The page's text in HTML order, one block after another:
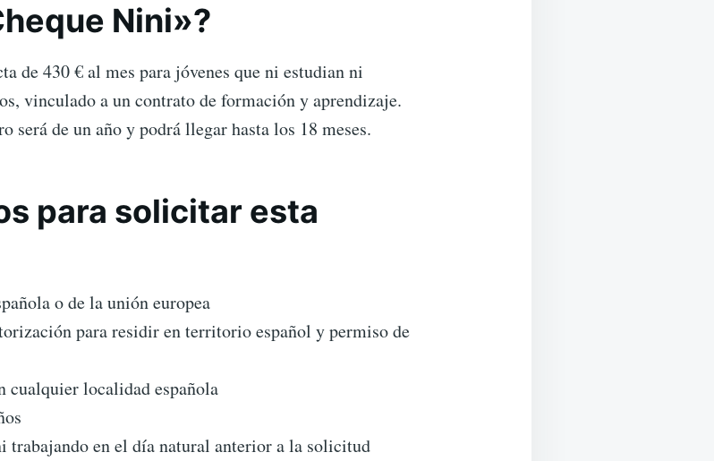
Nini»?
de 430 € al mes para jóvenes que ni estudian ni
vinculado a un contrato de formación y aprendizaje.
será de un año y podrá llegar hasta los 18 meses.
para solicitar esta
o de la unión europea
para residir en territorio español y permiso de
cualquier localidad española
trabajando en el día natural anterior a la solicitud